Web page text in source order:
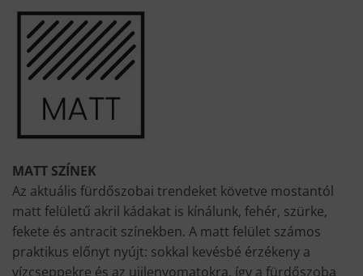
MATT SZÍNEK
Az aktuális fürdőszobai trendeket követve mostantól
matt felületű akril kádakat is kínálunk, fehér, szürke,
fekete és antracit színekben. A matt felület számos
praktikus előnyt nyújt: sokkal kevésbé érzékeny a
vízcseppekre és az ujjlenyomatokra, így a fürdőszoba